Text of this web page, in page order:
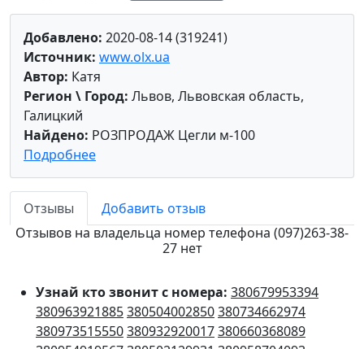
Добавлено: 2020-08-14 (319241)
Источник: www.olx.ua
Автор: Катя
Регион \ Город: Львов, Львовская область,
Галицкий
Найдено: РОЗПРОДАЖ Цегли м-100
Подробнее
Отзывы
Добавить отзыв
Отзывов на владельца номер телефона (097)263-38-
27 нет
Узнай кто звонит с номера: 380679953394
380963921885380504002850380734662974
380973515550380932920017380660368089